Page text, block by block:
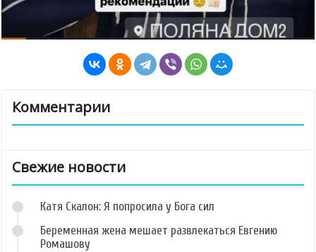
Комментарии
Свежие новости
Катя Скалон: Я попросила у Бога сил
Беременная жена мешает развлекаться Евгению
Ромашову